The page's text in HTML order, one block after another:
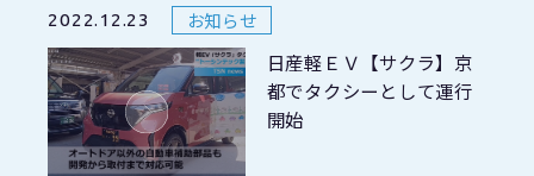
2022.12.23 お知らせ
日産軽ＥＶ【サクラ】京
都でタクシーとして運行
開始